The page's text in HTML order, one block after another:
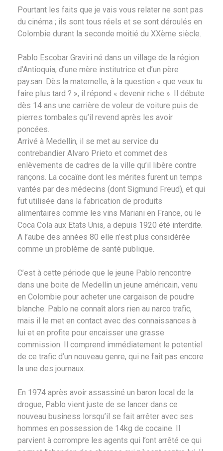
Pourtant les faits que je vais vous relater ne sont pas
du cinéma ; ils sont tous réels et se sont déroulés en
Colombie durant la seconde moitié du XXème siècle.
Pablo Escobar Graviri né dans un village de la région
d’Antioquia, d’une mère institutrice et d’un père
paysan. Dès la maternelle, à la question « que veux tu
faire plus tard ? », il répond « devenir riche ». Il débute
dès 14 ans une carrière de voleur de voiture puis de
pierres tombales qu’il revend après les avoir
poncées.
Arrivé à Medellin, il se met au service du
contrebandier Alvaro Prieto et commet des
enlèvements de cadres de la ville qu’il libère contre
rançons. La cocaïne dont les mérites furent un temps
vantés par des médecins (dont Sigmund Freud), et qui
fut utilisée dans la fabrication de produits
alimentaires comme les vins Mariani en France, ou le
Coca Cola aux Etats Unis, a depuis 1920 été interdite.
A l’aube des années 80 elle n’est plus considérée
comme un problème de santé publique.
C’est à cette période que le jeune Pablo rencontre
dans une boite de Medellin un jeune américain, venu
en Colombie pour acheter une cargaison de poudre
blanche. Pablo ne connaît alors rien au narco trafic,
mais il le met en contact avec des connaissances à
lui et en profite pour encaisser une grasse
commission. Il comprend immédiatement le potentiel
de ce trafic d’un nouveau genre, qui ne fait pas encore
la une des journaux.
En 1974 après avoir assassiné un baron local de la
drogue, Pablo vient juste de se lancer dans ce
nouveau business lorsqu’il se fait arrêter avec ses
hommes en possession de 14kg de cocaine. Il
parvient à corrompre les agents qui l’ont arrêté ce qui